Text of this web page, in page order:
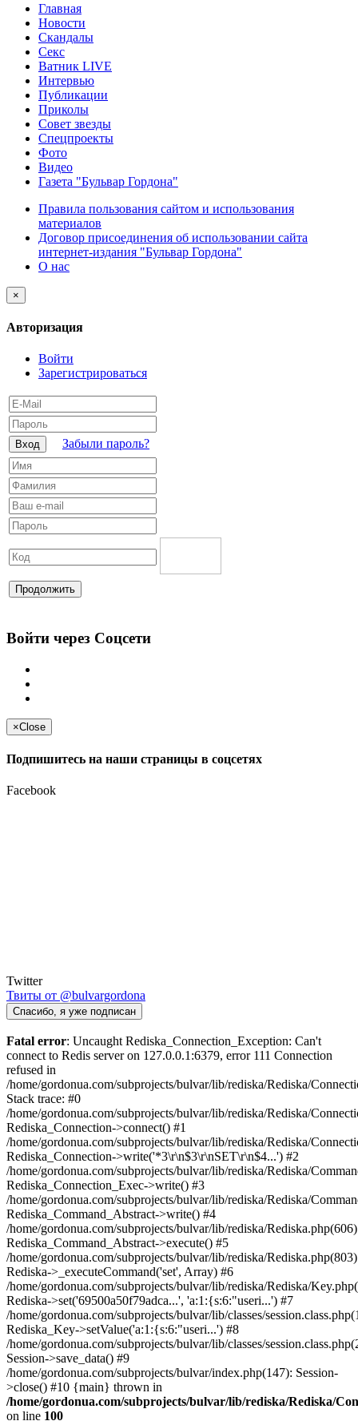
Главная
Новости
Скандалы
Секс
Ватник LIVE
Интервью
Публикации
Приколы
Совет звезды
Спецпроекты
Фото
Видео
Газета "Бульвар Гордона"
Правила пользования сайтом и использования
материалов
Договор присоединения об использовании сайта
интернет-издания "Бульвар Гордона"
О нас
×
Авторизация
Войти
Зарегистрироваться
Вход Забыли пароль?
Продолжить
Войти через Соцсети
×Close
Подпишитесь на наши страницы в соцсетях
Facebook
Twitter
Твиты от @bulvargordona
Спасибо, я уже подписан
Fatal error: Uncaught Rediska_Connection_Exception: Can't
connect to Redis server on 127.0.0.1:6379, error 111 Connection
refused in
/home/gordonua.com/subprojects/bulvar/lib/rediska/Rediska/
Stack trace: #0
/home/gordonua.com/subprojects/bulvar/lib/rediska/Rediska/
Rediska_Connection->connect() #1
/home/gordonua.com/subprojects/bulvar/lib/rediska/Rediska/
Rediska_Connection->write('*3\r\n$3\r\nSET\r\n$4...') #2
/home/gordonua.com/subprojects/bulvar/lib/rediska/Rediska/
Rediska_Connection_Exec->write() #3
/home/gordonua.com/subprojects/bulvar/lib/rediska/Rediska/
Rediska_Command_Abstract->write() #4
/home/gordonua.com/subprojects/bulvar/lib/rediska/
Rediska_Command_Abstract->execute() #5
/home/gordonua.com/subprojects/bulvar/lib/rediska/
Rediska->_executeCommand('set', Array) #6
/home/gordonua.com/subprojects/bulvar/lib/rediska/Rediska/
Rediska->set('69500a50f79adca...', 'a:1:{s:6:"useri...') #7
/home/gordonua.com/subprojects/bulvar/lib/classes/
Rediska_Key->setValue('a:1:{s:6:"useri...') #8
/home/gordonua.com/subprojects/bulvar/lib/classes/
Session->save_data() #9
/home/gordonua.com/subprojects/bulvar/index.php(147): Session-
>close() #10 {main} thrown in
/home/gordonua.com/subprojects/bulvar/lib/rediska/Rediska/
on line 100